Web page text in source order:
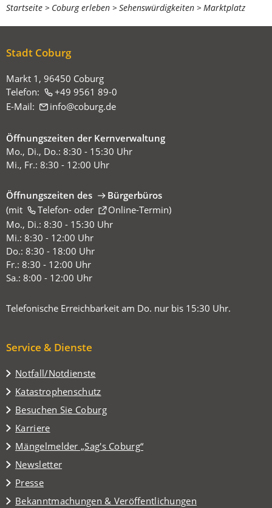
Sie
befinden
sich
Startseite Coburg erleben Sehenswürdigkeiten Marktplatz
Stadt Coburg
Markt 1, 96450 Coburg
Telefon:
+49 9561 89-0
E-Mail:
info coburg de
Öffnungszeiten der Kernverwaltung
Mo., Di., Do.: 8:30 - 15:30 Uhr
Mi., Fr.: 8:30 - 12:00 Uhr
Öffnungszeiten des
Bürgerbüros
(mit
Telefon-oder Online-Termin
(Öffnet
in
einem
neuen
Tab)
)
Mo., Di.: 8:30 - 15:30 Uhr
Mi.: 8:30 - 12:00 Uhr
Do.: 8:30 - 18:00 Uhr
Fr.: 8:30 - 12:00 Uhr
Sa.: 8:00 - 12:00 Uhr
Telefonische Erreichbarkeit am Do. nur bis 15:30 Uhr.
Service & Dienste
Notfall/Notdienste
Katastrophenschutz
Besuchen Sie Coburg
(Öffnet
in
einem
neuen
Tab)
Karriere
Mängelmelder „Sag's Coburg“
(Öffnet
in
einem
neuen
Tab)
Newsletter
Presse
Bekanntmachungen & Veröffentlichungen